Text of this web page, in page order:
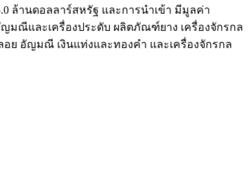
ล้านดอลลาร์สหรัฐ และการนำเข้า มีมูลค่า
มณีและเครื่องประดับ ผลิตภัณฑ์ยาง เครื่องจักรกล
ย อัญมณี เงินแท่งและทองคำ และเครื่องจักรกล